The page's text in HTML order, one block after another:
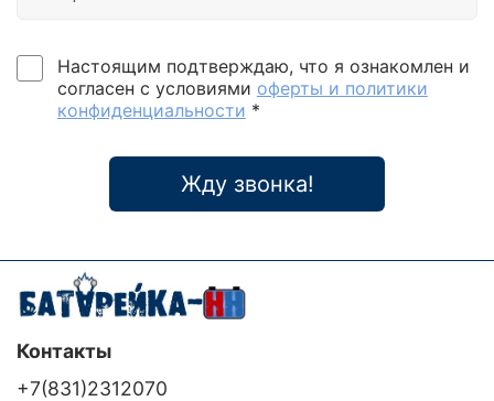
Настоящим подтверждаю, что я ознакомлен и
согласен с условиями оферты и политики
конфиденциальности *
Жду звонка!
Контакты
+7(831)2312070